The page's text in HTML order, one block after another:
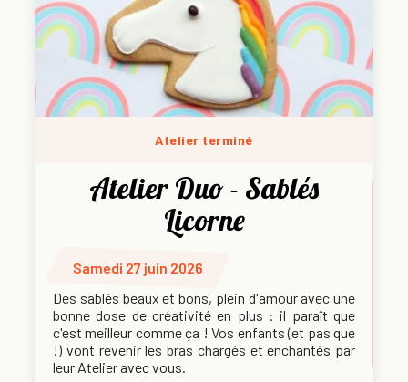
Atelier terminé
Atelier Duo - Sablés
Licorne
Samedi 27 juin 2026
Des sablés beaux et bons, plein d'amour avec une
bonne dose de créativité en plus : il paraît que
c'est meilleur comme ça ! Vos enfants (et pas que
!) vont revenir les bras chargés et enchantés par
leur Atelier avec vous.